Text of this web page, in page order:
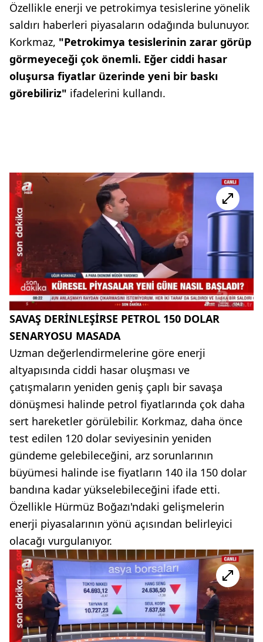
Özellikle enerji ve petrokimya tesislerine yönelik
saldırı haberleri piyasaların odağında bulunuyor.
Korkmaz, "Petrokimya tesislerinin zarar görüp
görmeyeceği çok önemli. Eğer ciddi hasar
oluşursa fiyatlar üzerinde yeni bir baskı
görebiliriz" ifadelerini kullandı.
SAVAŞ DERİNLEŞİRSE PETROL 150 DOLAR
SENARYOSU MASADA
Uzman değerlendirmelerine göre enerji
altyapısında ciddi hasar oluşması ve
çatışmaların yeniden geniş çaplı bir savaşa
dönüşmesi halinde petrol fiyatlarında çok daha
sert hareketler görülebilir. Korkmaz, daha önce
test edilen 120 dolar seviyesinin yeniden
gündeme gelebileceğini, arz sorunlarının
büyümesi halinde ise fiyatların 140 ila 150 dolar
bandına kadar yükselebileceğini ifade etti.
Özellikle Hürmüz Boğazı'ndaki gelişmelerin
enerji piyasalarının yönü açısından belirleyici
olacağı vurgulanıyor.